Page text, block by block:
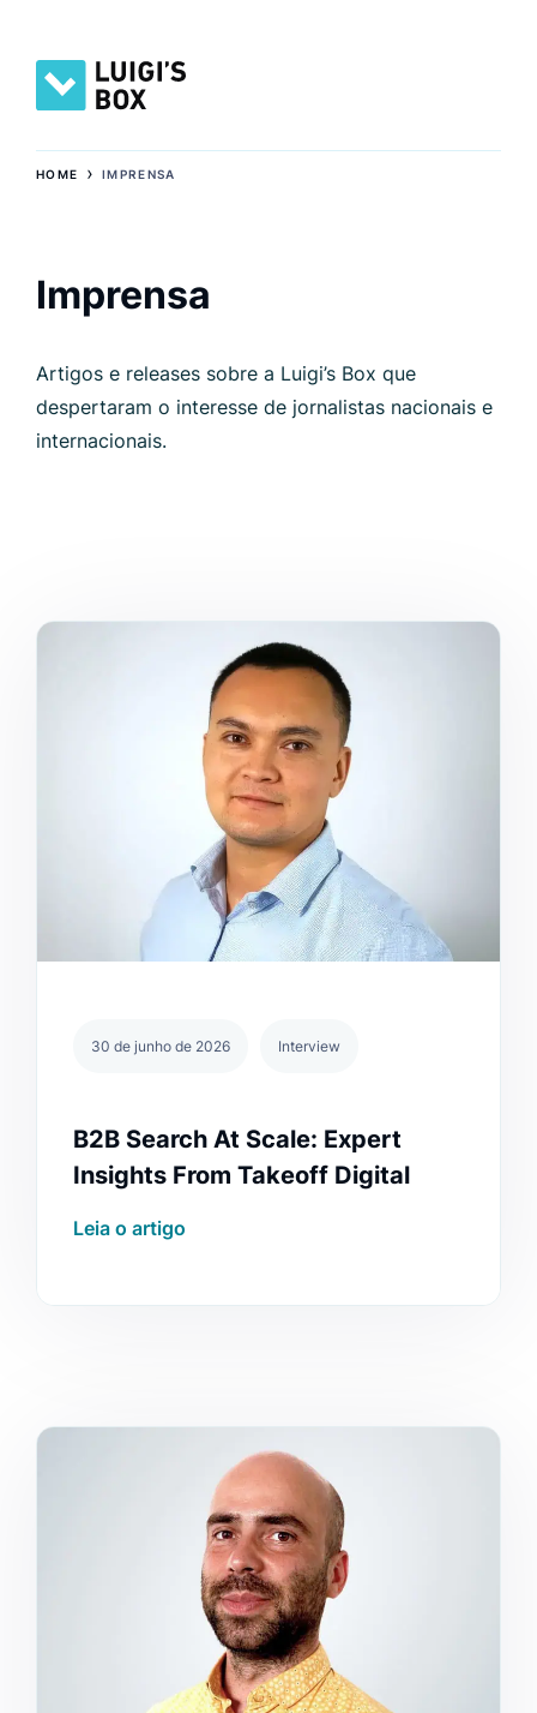
HOME ›IMPRENSA
Imprensa
Artigos e releases sobre a Luigi’s Box que
despertaram o interesse de jornalistas nacionais e
internacionais.
30 de junho de 2026 Interview
B2B Search At Scale: Expert
Insights From Takeoff Digital
Leia o artigo